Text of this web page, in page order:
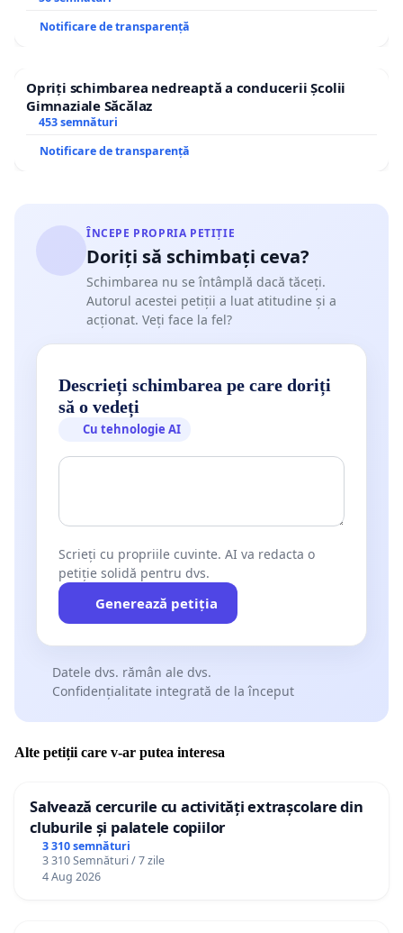
Notificare de transparență
Opriți schimbarea nedreaptă a conducerii Școlii
Gimnaziale Săcălaz
453 semnături
Notificare de transparență
ÎNCEPE PROPRIA PETIȚIE
Doriți să schimbați ceva?
Schimbarea nu se întâmplă dacă tăceți.
Autorul acestei petiții a luat atitudine și a
acționat. Veți face la fel?
Descrieți schimbarea pe care doriți
să o vedeți
Cu tehnologie AI
Scrieți cu propriile cuvinte. AI va redacta o
petiție solidă pentru dvs.
Generează petiția
Datele dvs. rămân ale dvs.
Confidențialitate integrată de la început
Alte petiții care v-ar putea interesa
Salvează cercurile cu activități extrașcolare din
cluburile și palatele copiilor
3 310 semnături
3 310 Semnături / 7 zile
4 Aug 2026